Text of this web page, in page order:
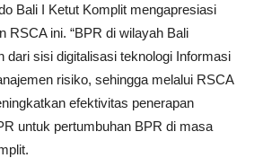
Bali I Ketut Komplit mengapresiasi
RSCA ini. “BPR di wilayah Bali
dari sisi digitalisasi teknologi Informasi
risiko, sehingga melalui RSCA
efektivitas penerapan
untuk pertumbuhan BPR di masa